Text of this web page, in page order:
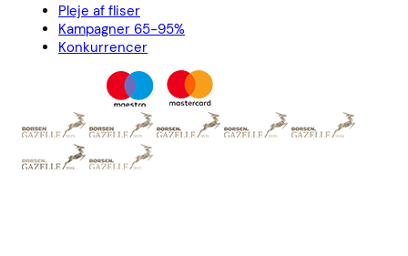
Pleje af fliser
Kampagner 65-95%
Konkurrencer